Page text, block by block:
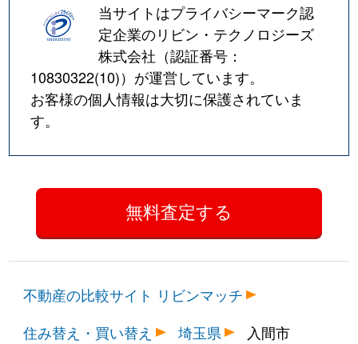
当サイトはプライバシーマーク認
定企業のリビン・テクノロジーズ
株式会社（認証番号：
10830322(10)）が運営しています。
お客様の個人情報は大切に保護されていま
す。
不動産の比較サイト リビンマッチ
住み替え・買い替え
埼玉県 入間市